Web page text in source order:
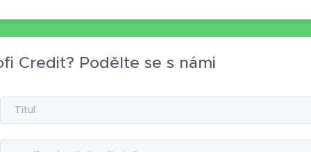
Credit? Podělte se s námi